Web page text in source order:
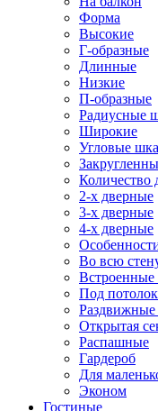
Форма
Высокие
Г-образные
Длинные
Низкие
П-образные
Радиусные
Широкие
Угловые
Количество
2-х дверные
3-х дверные
4-х дверные
Во всю
Под потолок
Открытая
Распашные
Гардероб
Для
Эконом
Гостиные